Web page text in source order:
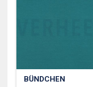
BÜNDCHEN